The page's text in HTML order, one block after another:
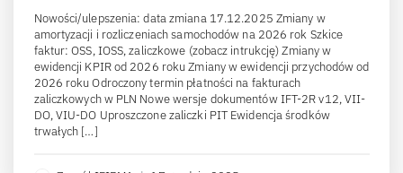
Nowości/ulepszenia: data zmiana 17.12.2025 Zmiany w
amortyzacji i rozliczeniach samochodów na 2026 rok Szkice
faktur: OSS, IOSS, zaliczkowe (zobacz intrukcję) Zmiany w
ewidencji KPIR od 2026 roku Zmiany w ewidencji przychodów od
2026 roku Odroczony termin płatności na fakturach
zaliczkowych w PLN Nowe wersje dokumentów IFT-2R v12, VII-
DO, VIU-DO Uproszczone zaliczki PIT Ewidencja środków
trwałych […]